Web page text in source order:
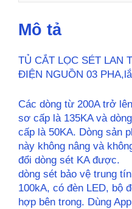
480V
số
Mô tả
TỦ CẮT LỌC SÉT LAN
ĐIỆN NGUỒN 03
Các dòng từ 200A trở
sơ cấp là 135KA và
cấp là 50KA. Dòng sản
này không nâng và
đổi dòng sét KA được.
dòng sét bảo vệ trung
100kA, có đèn LED, bộ
hợp bên trong. Dùng